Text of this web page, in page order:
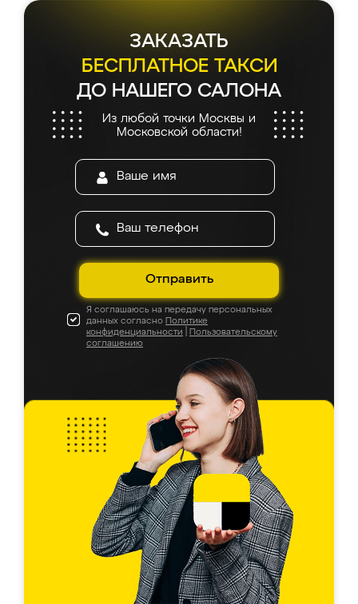
ЗАКАЗАТЬ
БЕСПЛАТНОЕ ТАКСИ
ДО НАШЕГО САЛОНА
Из любой точки Москвы и
Московской области!
Отправить
Я соглашаюсь на передачу персональных
данных согласно Политике
конфиденциальности
Пользовательскому
соглашению